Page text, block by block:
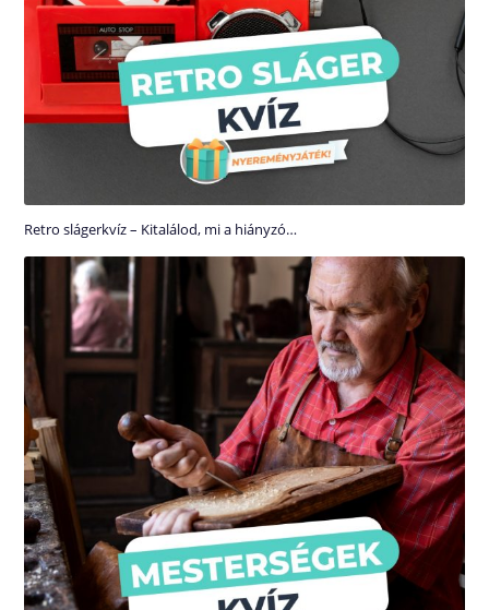
Retro slágerkvíz – Kitalálod, mi a hiányzó…